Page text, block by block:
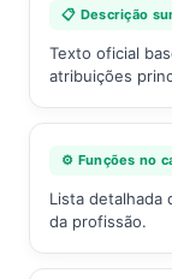
📋 Descrição
Texto oficial
atribuições
⚙️ Funções no
Lista detalhada
da profissão.